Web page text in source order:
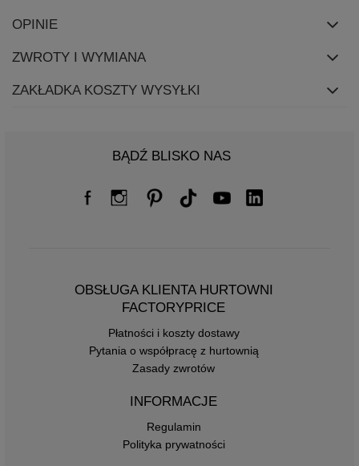
OPINIE
ZWROTY I WYMIANA
ZAKŁADKA KOSZTY WYSYŁKI
BĄDŹ BLISKO NAS
OBSŁUGA KLIENTA HURTOWNI
FACTORYPRICE
Płatności i koszty dostawy
Pytania o współpracę z hurtownią
Zasady zwrotów
INFORMACJE
Regulamin
Polityka prywatności